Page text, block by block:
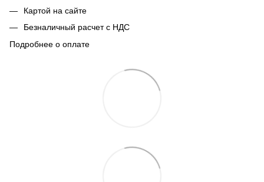
Картой на сайте
Безналичный расчет с НДС
Подробнее о оплате